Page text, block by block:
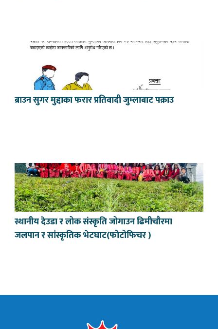
ब्राउन सुगर मुद्दाका फरार प्रतिवादी जुम्लाबाट पक्राउ
स्थानीय देउडा र लोक संस्कृति जोगाउन ढिमीचौरमा
जलपान र सांस्कृतिक भेटघाट(फोटोफिचर )